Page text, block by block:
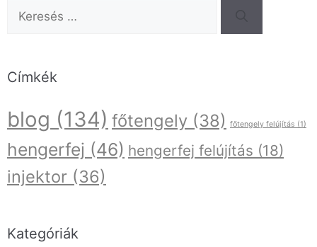
Címkék
blog (134) főtengely (38) főtengely felújítás (1)
hengerfej (46) hengerfej felújítás (18)
injektor (36)
Kategóriák